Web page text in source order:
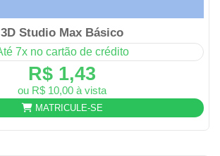
3D Studio Max Básico
7x no cartão de crédito
R$ 1,43
ou R$ 10,00 à vista
MATRICULE-SE